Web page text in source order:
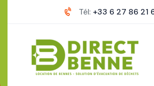
Tél: +33 6 27 86 21